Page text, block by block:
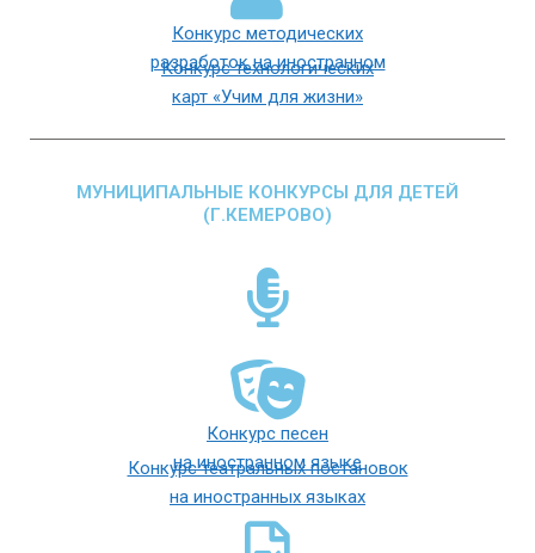
Конкурс методических
разработок на иностранном
Конкурс технологических
карт «Учим для жизни»
МУНИЦИПАЛЬНЫЕ КОНКУРСЫ ДЛЯ ДЕТЕЙ
(Г.КЕМЕРОВО)
Конкурс песен
на иностранном языке
Конкурс театральных постановок
на иностранных языках